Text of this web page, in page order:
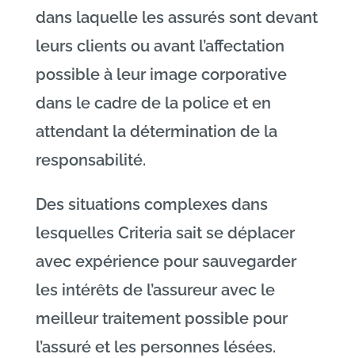
dans laquelle les assurés sont devant
leurs clients ou avant l’affectation
possible à leur image corporative
dans le cadre de la police et en
attendant la détermination de la
responsabilité.
Des situations complexes dans
lesquelles Criteria sait se déplacer
avec expérience pour sauvegarder
les intérêts de l’assureur avec le
meilleur traitement possible pour
l’assuré et les personnes lésées.